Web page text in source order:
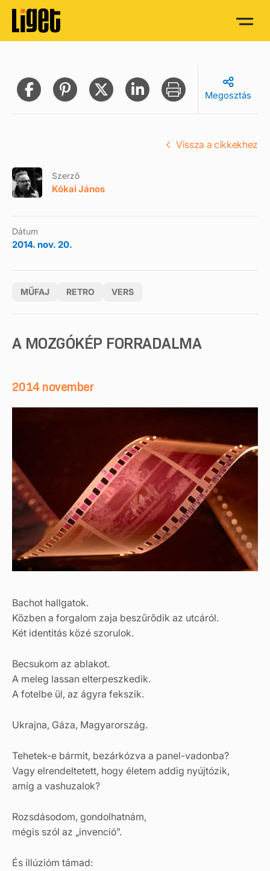
Megosztás
Szerző
Kókai János
Dátum
2014. nov. 20.
MŰFAJ RETRO VERS
Vissza a cikkekhez
A MOZGÓKÉP FORRADALMA
2014 november
Bachot hallgatok.
Közben a forgalom zaja beszűrődik az utcáról.
Két identitás közé szorulok.
Becsukom az ablakot.
A meleg lassan elterpeszkedik.
A fotelbe ül, az ágyra fekszik.
Ukrajna, Gáza, Magyarország.
Tehetek-e bármit, bezárkózva a panel-vadonba?
Vagy elrendeltetett, hogy életem addig nyújtózik,
amíg a vashuzalok?
Rozsdásodom, gondolhatnám,
mégis szól az „invenció”.
És illúzióm támad: